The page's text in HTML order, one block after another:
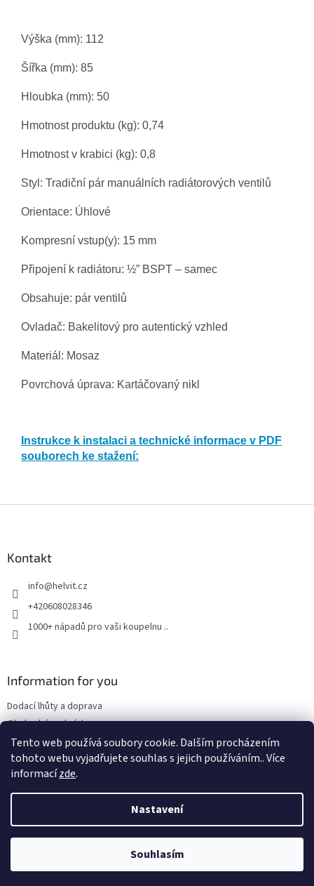
Tento web používá soubory cookie. Dalším procházením
tohoto webu vyjadřujete souhlas s jejich používáním.. Více
informacízde.
Nastavení
Souhlasím
Výška (mm): 112
Šířka (mm): 85
Hloubka (mm): 50
Hmotnost produktu (kg): 0,74
Hmotnost v krabici (kg): 0,8
Styl: Tradiční pár manuálních radiátorových ventilů
Orientace: Úhlové
Kompresní vstup(y): 15 mm
Připojení k radiátoru: ½” BSPT – samec
Obsahuje: pár ventilů
Ovladač: Bakelitový pro autentický vzhled
Materiál: Mosaz
Povrchová úprava: Kartáčovaný nikl
Instrukce k instalaci a technické informace v PDF
souborech ke stažení:
Kontakt
info@helvit.cz
+420608028346
1000+ nápadů pro vaši koupelnu ..
Information for you
Dodací lhůty a doprava
Obchodní podmínky
Copyright 2026Retrostyl.cz. Všechna práva vyhrazena.
/* Tohle skrývá tlačítko košíku a posouvá a zvýrazňuje tlačítko